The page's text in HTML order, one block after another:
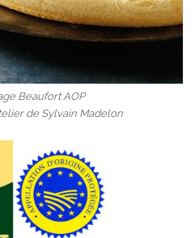
Beaufort AOP
de Sylvain Madelon